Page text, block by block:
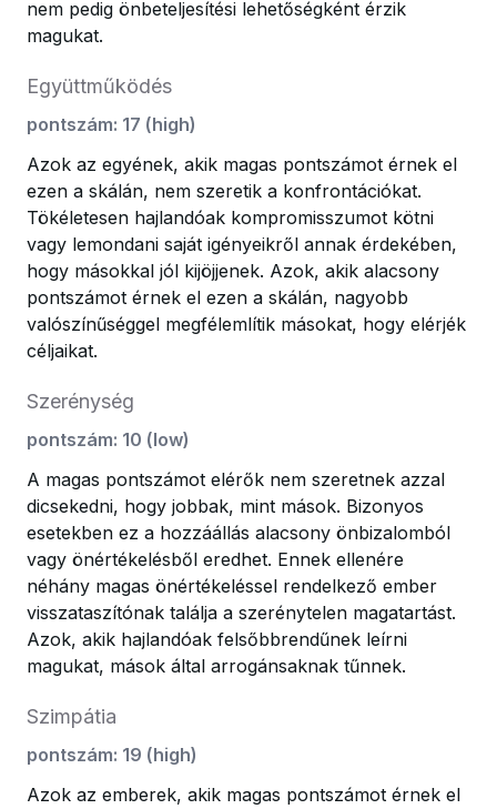
nem pedig önbeteljesítési lehetőségként érzik
magukat.
Együttműködés
pontszám: 17 (high)
Azok az egyének, akik magas pontszámot érnek el
ezen a skálán, nem szeretik a konfrontációkat.
Tökéletesen hajlandóak kompromisszumot kötni
vagy lemondani saját igényeikről annak érdekében,
hogy másokkal jól kijöjjenek. Azok, akik alacsony
pontszámot érnek el ezen a skálán, nagyobb
valószínűséggel megfélemlítik másokat, hogy elérjék
céljaikat.
Szerénység
pontszám: 10 (low)
A magas pontszámot elérők nem szeretnek azzal
dicsekedni, hogy jobbak, mint mások. Bizonyos
esetekben ez a hozzáállás alacsony önbizalomból
vagy önértékelésből eredhet. Ennek ellenére
néhány magas önértékeléssel rendelkező ember
visszataszítónak találja a szerénytelen magatartást.
Azok, akik hajlandóak felsőbbrendűnek leírni
magukat, mások által arrogánsaknak tűnnek.
Szimpátia
pontszám: 19 (high)
Azok az emberek, akik magas pontszámot érnek el